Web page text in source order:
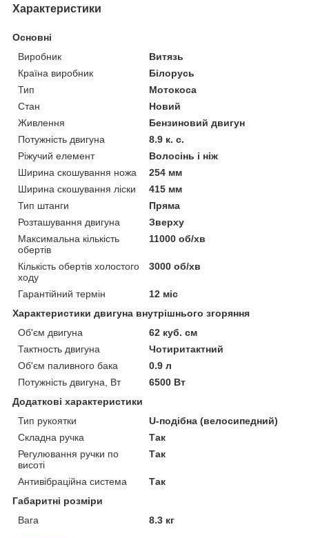
Характеристики
Основні
Виробник
Витязь
Країна виробник
Білорусь
Тип
Мотокоса
Стан
Новий
Живлення
Бензиновий двигун
Потужність двигуна
8.9 к. с.
Ріжучий елемент
Волосінь і ніж
Ширина скошування ножа
254 мм
Ширина скошування ліски
415 мм
Тип штанги
Пряма
Розташування двигуна
Зверху
Максимальна кількість
обертів
11000 об/хв
Кількість обертів холостого
ходу
3000 об/хв
Гарантійний термін
12 міс
Характеристики двигуна внутрішнього згоряння
Об'єм двигуна
62 куб. см
Тактность двигуна
Чотиритактний
Об'єм паливного бака
0.9 л
Потужність двигуна, Вт
6500 Вт
Додаткові характеристики
Тип рукоятки
U-подібна (велосипедний)
Складна ручка
Так
Регулювання ручки по
висоті
Так
Антивібраційна система
Так
Габаритні розміри
Вага
8.3 кг